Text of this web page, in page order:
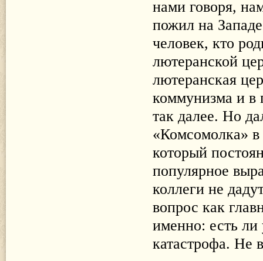
нами говоря,
пожил на
человек, кто
лютеранской
лютеранская
коммунизма и в
так далее. Но
«Комсомолка» в
который
популярное
коллеги не
вопрос как
именно: есть ли
катастрофа. Не